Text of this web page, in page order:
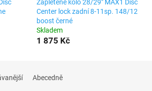
Zapletené kolo 28/29" MAX1 Disc
Center lock zadní 8-11sp. 148/12
boost černé
Skladem
1 875 Kč
Abecedně